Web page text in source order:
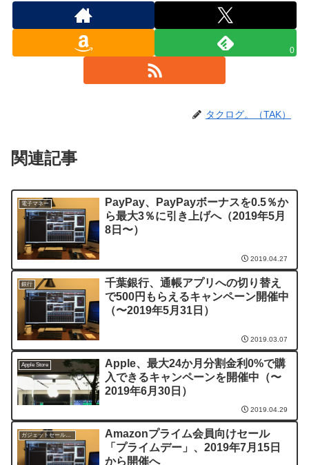
0
タクログ。（TAK）
関連記事
電子マネー
PayPay、PayPayボーナスを0.5％か
ら最大3％に引き上げへ（2019年5月
8日〜）
2019.04.27
銀行
千葉銀行、通帳アプリへの切り替え
で500円もらえるキャンペーン開催中
（〜2019年5月31日）
2019.03.07
Apple Store
Apple、最大24か月分割金利0%で購
入できるキャンペーンを開催中（〜
2019年6月30日）
2019.04.29
ガジェットセール情報
Amazonプライム会員向けセール
「プライムデー」、2019年7月15日
から開催へ